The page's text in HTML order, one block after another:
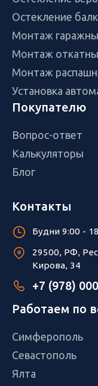
Остекление
Монтаж
Монтаж
Монтаж
Установка
Покупателю
Вопрос-ответ
Калькуляторы
Блог
Контакты
Будни 9:00 -
29500, РФ,
Кирова, 34
+7 (978)
Работаем по
Симферополь
Севастополь
Ялта